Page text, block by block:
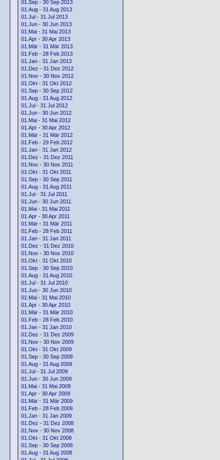
01.Sep - 30 Sep 2013
01.Aug - 31 Aug 2013
01.Jul - 31 Jul 2013
01.Jun - 30 Jun 2013
01.Mai - 31 Mai 2013
01.Apr - 30 Apr 2013
01.Mär - 31 Mär 2013
01.Feb - 28 Feb 2013
01.Jan - 31 Jan 2013
01.Dez - 31 Dez 2012
01.Nov - 30 Nov 2012
01.Okt - 31 Okt 2012
01.Sep - 30 Sep 2012
01.Aug - 31 Aug 2012
01.Jul - 31 Jul 2012
01.Jun - 30 Jun 2012
01.Mai - 31 Mai 2012
01.Apr - 30 Apr 2012
01.Mär - 31 Mär 2012
01.Feb - 29 Feb 2012
01.Jan - 31 Jan 2012
01.Dez - 31 Dez 2011
01.Nov - 30 Nov 2011
01.Okt - 31 Okt 2011
01.Sep - 30 Sep 2011
01.Aug - 31 Aug 2011
01.Jul - 31 Jul 2011
01.Jun - 30 Jun 2011
01.Mai - 31 Mai 2011
01.Apr - 30 Apr 2011
01.Mär - 31 Mär 2011
01.Feb - 28 Feb 2011
01.Jan - 31 Jan 2011
01.Dez - 31 Dez 2010
01.Nov - 30 Nov 2010
01.Okt - 31 Okt 2010
01.Sep - 30 Sep 2010
01.Aug - 31 Aug 2010
01.Jul - 31 Jul 2010
01.Jun - 30 Jun 2010
01.Mai - 31 Mai 2010
01.Apr - 30 Apr 2010
01.Mär - 31 Mär 2010
01.Feb - 28 Feb 2010
01.Jan - 31 Jan 2010
01.Dez - 31 Dez 2009
01.Nov - 30 Nov 2009
01.Okt - 31 Okt 2009
01.Sep - 30 Sep 2009
01.Aug - 31 Aug 2009
01.Jul - 31 Jul 2009
01.Jun - 30 Jun 2009
01.Mai - 31 Mai 2009
01.Apr - 30 Apr 2009
01.Mär - 31 Mär 2009
01.Feb - 28 Feb 2009
01.Jan - 31 Jan 2009
01.Dez - 31 Dez 2008
01.Nov - 30 Nov 2008
01.Okt - 31 Okt 2008
01.Sep - 30 Sep 2008
01.Aug - 31 Aug 2008